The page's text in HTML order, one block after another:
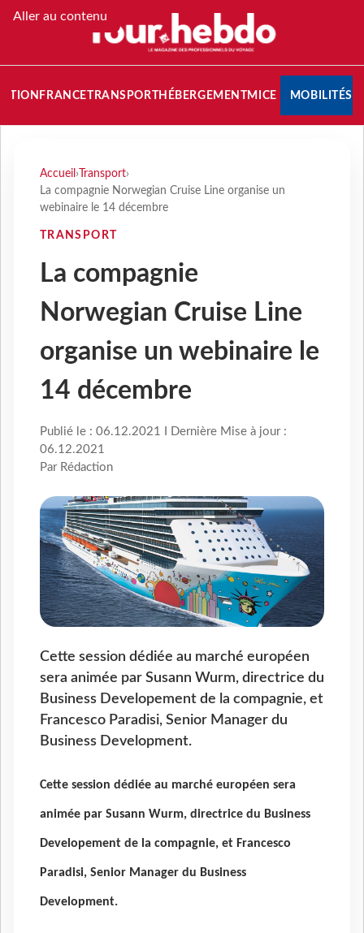
Aller au contenu
FRANCETRANSPORT HÉBERGEMENTMICE MOBILITÉS
Accueil › Transport›
La compagnie Norwegian Cruise Line organise un
webinaire le 14 décembre
TRANSPORT
La compagnie
Norwegian Cruise Line
organise un webinaire le
14 décembre
Publié le : 06.12.2021 I Dernière Mise à jour :
06.12.2021
Par Rédaction
Cette session dédiée au marché européen
sera animée par Susann Wurm, directrice du
Business Developement de la compagnie, et
Francesco Paradisi, Senior Manager du
Business Development.
Cette session dédiée au marché européen sera
animée par Susann Wurm, directrice du Business
Developement de la compagnie, et Francesco
Paradisi, Senior Manager du Business
Development.